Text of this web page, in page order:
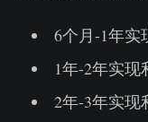
6个月-1年实
1年-2年实现
2年-3年实现